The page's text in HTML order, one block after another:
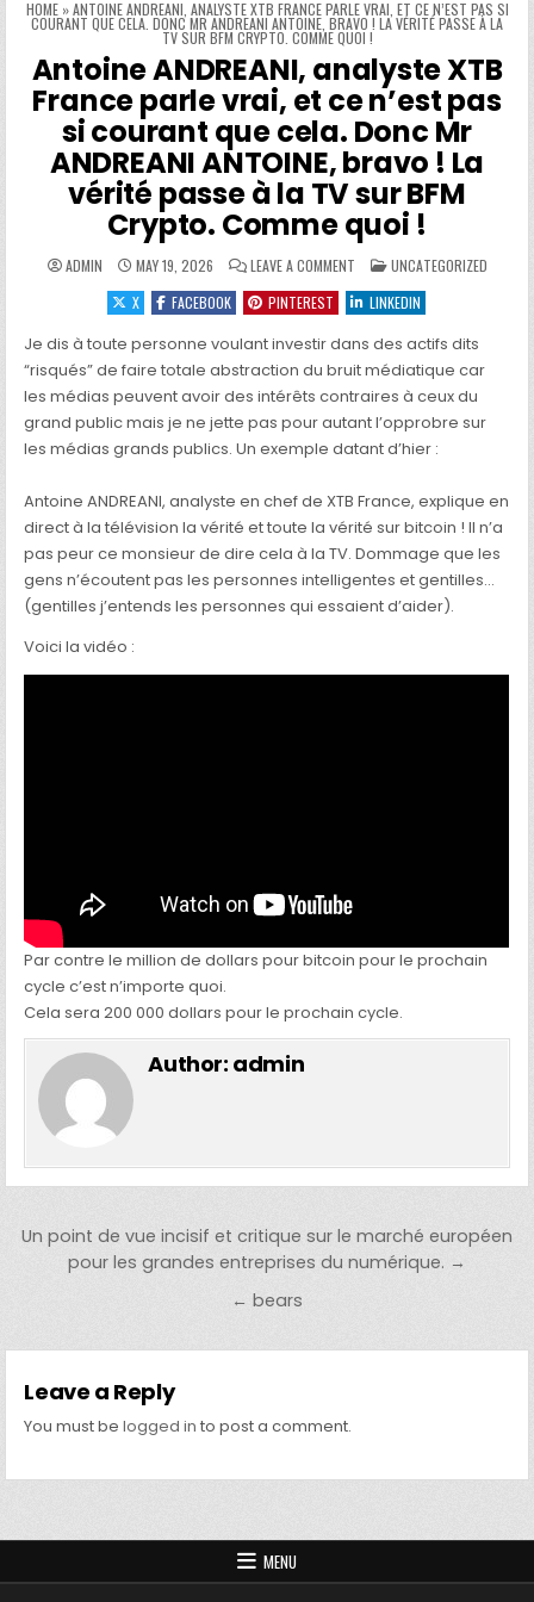
HOME»ANTOINE ANDREANI, ANALYSTE XTB FRANCE PARLE VRAI, ET CE N’EST PAS SI
COURANT QUE CELA. DONC MR ANDREANI ANTOINE, BRAVO ! LA VÉRITÉ PASSE À LA
TV SUR BFM CRYPTO. COMME QUOI !
Antoine ANDREANI, analyste XTB
France parle vrai, et ce n’est pas
si courant que cela. Donc Mr
ANDREANI ANTOINE, bravo ! La
vérité passe à la TV sur BFM
Crypto. Comme quoi !
ADMIN MAY 19, 2026 LEAVE A COMMENTON ANTOINE ANDREANI,
POSTED IN
UNCATEGORIZED
X
FACEBOOK PINTEREST LINKEDIN
Je dis à toute personne voulant investir dans des actifs dits
“risqués” de faire totale abstraction du bruit médiatique car
les médias peuvent avoir des intérêts contraires à ceux du
grand public mais je ne jette pas pour autant l’opprobre sur
les médias grands publics. Un exemple datant d’hier :
Antoine ANDREANI, analyste en chef de XTB France, explique en
direct à la télévision la vérité et toute la vérité sur bitcoin ! Il n’a
pas peur ce monsieur de dire cela à la TV. Dommage que les
gens n’écoutent pas les personnes intelligentes et gentilles…
(gentilles j’entends les personnes qui essaient d’aider).
Voici la vidéo :
Par contre le million de dollars pour bitcoin pour le prochain
cycle c’est n’importe quoi.
Cela sera 200 000 dollars pour le prochain cycle.
Author: admin
Post navigation
Un point de vue incisif et critique sur le marché européen
pour les grandes entreprises du numérique. →
← bears
Leave a Reply
You must belogged in to post a comment.
MENU